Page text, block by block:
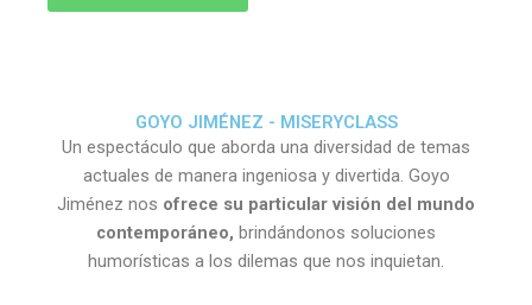
GOYO JIMÉNEZ - MISERYCLASS
Un espectáculo que aborda una diversidad de temas
actuales de manera ingeniosa y divertida. Goyo
Jiménez nos ofrece su particular visión del mundo
contemporáneo, brindándonos soluciones
humorísticas a los dilemas que nos inquietan.